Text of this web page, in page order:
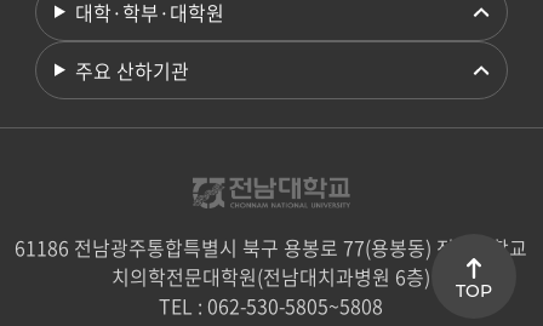
대학·학부·대학원
주요 산하기관
61186 전남광주통합특별시 북구 용봉로 77(용봉동) 전남대학교
치의학전문대학원(전남대치과병원 6층)
TEL : 062-530-5805~5808
TOP